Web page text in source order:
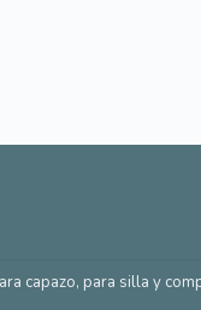
capazo, para silla y